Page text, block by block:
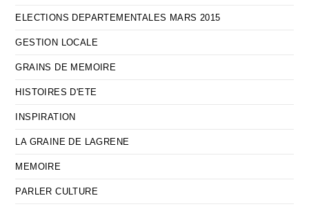
ELECTIONS DEPARTEMENTALES MARS 2015
GESTION LOCALE
GRAINS DE MEMOIRE
HISTOIRES D'ETE
INSPIRATION
LA GRAINE DE LAGRENE
MEMOIRE
PARLER CULTURE